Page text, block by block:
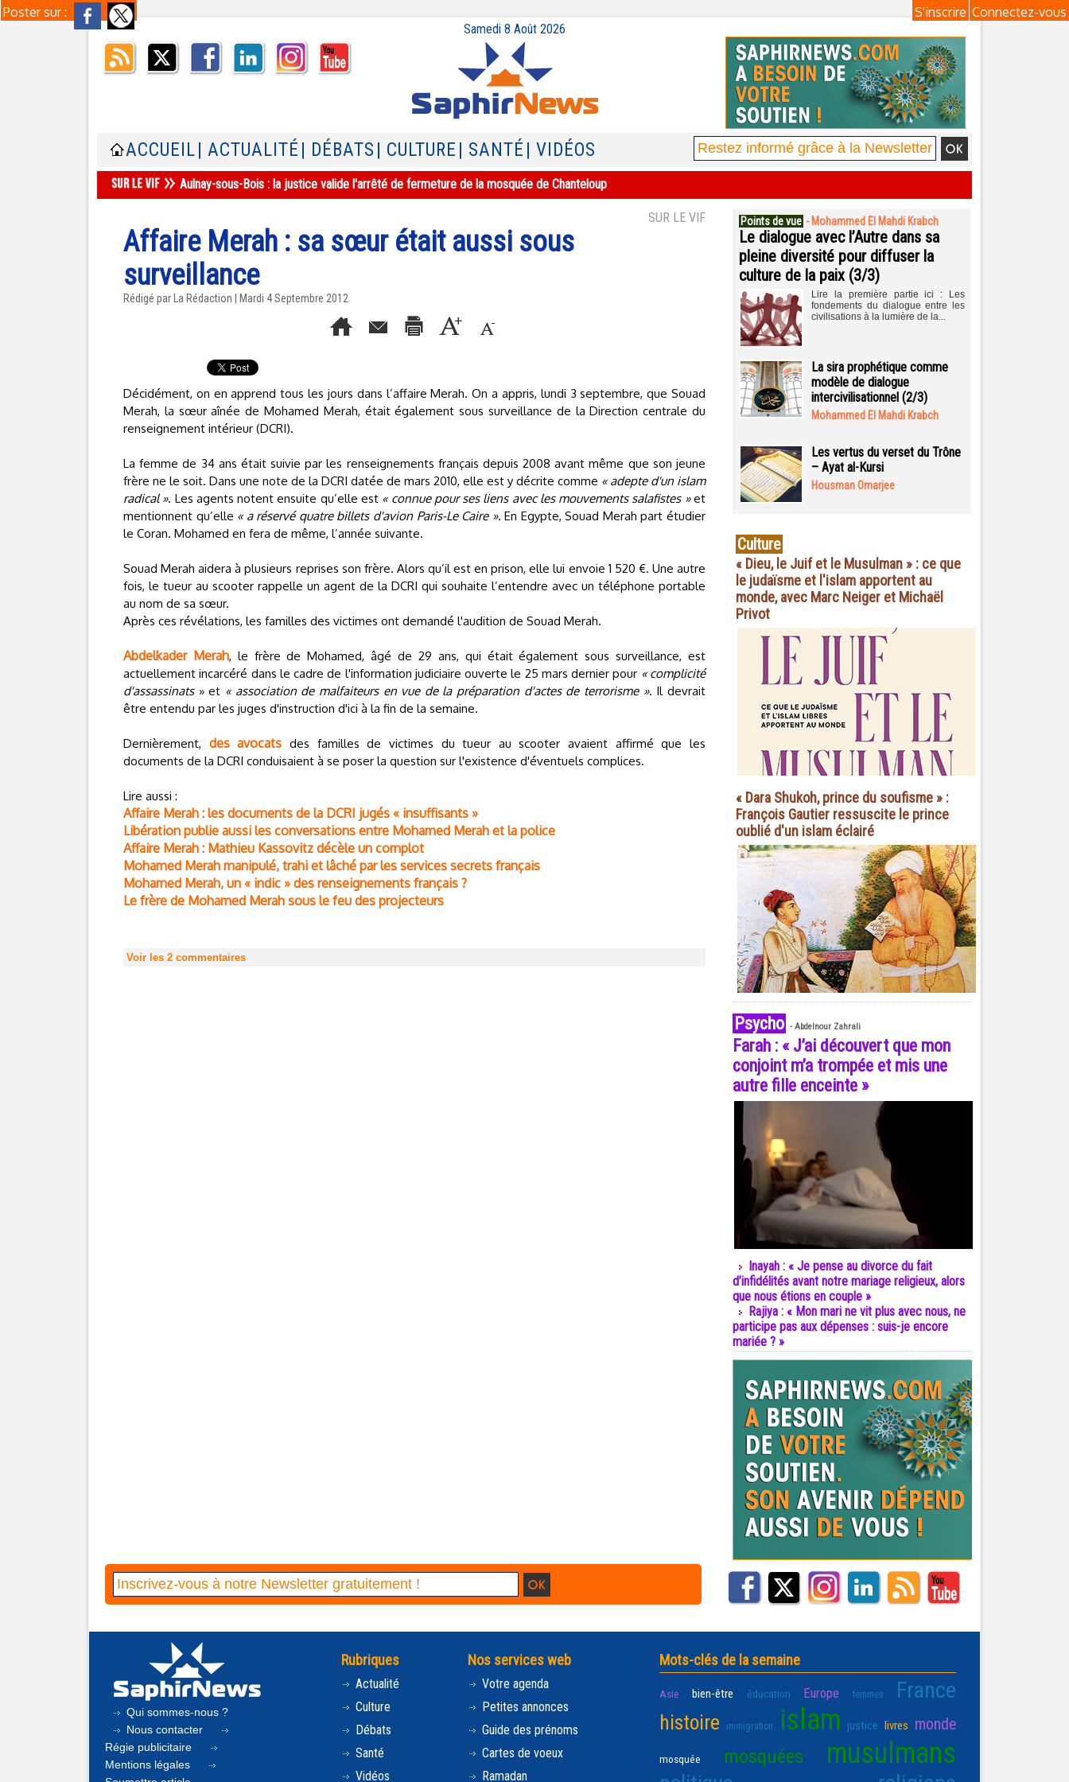
Poster sur : Connectez-vous
S'inscrire
Samedi 8 Août 2026
ACCUEIL | ACTUALITÉ | DÉBATS | CULTURE | SANTÉ | VIDÉOS
Aulnay-sous-Bois : la justice valide l'arrêté de fermeture de la mosquée de Chanteloup
SUR LE VIF
Affaire Merah : sa sœur était aussi sous
surveillance
Rédigé par La Rédaction | Mardi 4 Septembre 2012
Décidément, on en apprend tous les jours dans l’affaire Merah. On a appris, lundi 3 septembre, que Souad
Merah, la sœur aînée de Mohamed Merah, était également sous surveillance de la Direction centrale du
renseignement intérieur (DCRI).
La femme de 34 ans était suivie par les renseignements français depuis 2008 avant même que son jeune
frère ne le soit. Dans une note de la DCRI datée de mars 2010, elle est y décrite comme « adepte d'un islam
radical ». Les agents notent ensuite qu’elle est « connue pour ses liens avec les mouvements salafistes »et
mentionnent qu’elle « a réservé quatre billets d'avion Paris-Le Caire ». En Egypte, Souad Merah part étudier
le Coran. Mohamed en fera de même, l’année suivante.
Souad Merah aidera à plusieurs reprises son frère. Alors qu’il est en prison, elle lui envoie 1 520 €. Une autre
fois, le tueur au scooter rappelle un agent de la DCRI qui souhaite l’entendre avec un téléphone portable
au nom de sa sœur.
Après ces révélations, les familles des victimes ont demandé l'audition de Souad Merah.
Abdelkader Merah, le frère de Mohamed, âgé de 29 ans, qui était également sous surveillance, est
actuellement incarcéré dans le cadre de l'information judiciaire ouverte le 25 mars dernier pour « complicité
d'assassinats » et « association de malfaiteurs en vue de la préparation d'actes de terrorisme ». Il devrait
être entendu par les juges d'instruction d'ici à la fin de la semaine.
Dernièrement, des avocats des familles de victimes du tueur au scooter avaient affirmé que les
documents de la DCRI conduisaient à se poser la question sur l'existence d'éventuels complices.
Lire aussi :
Affaire Merah : les documents de la DCRI jugés « insuffisants »
Libération publie aussi les conversations entre Mohamed Merah et la police
Affaire Merah : Mathieu Kassovitz décèle un complot
Mohamed Merah manipulé, trahi et lâché par les services secrets français
Mohamed Merah, un « indic » des renseignements français ?
Le frère de Mohamed Merah sous le feu des projecteurs
Voir les 2 commentaires
Points de vue - Mohammed El Mahdi Krabch
Le dialogue avec l’Autre dans sa
pleine diversité pour diffuser la
culture de la paix (3/3)
Lire la première partie ici : Les
fondements du dialogue entre les
civilisations à la lumière de la...
La sira prophétique comme
modèle de dialogue
intercivilisationnel (2/3)
Mohammed El Mahdi Krabch
Les vertus du verset du Trône
– Ayat al-Kursi
Housman Omarjee
Culture
« Dieu, le Juif et le Musulman » : ce que
le judaïsme et l'islam apportent au
monde, avec Marc Neiger et Michaël
Privot
« Dara Shukoh, prince du soufisme » :
François Gautier ressuscite le prince
oublié d'un islam éclairé
Psycho - Abdelnour Zahrali
Farah : « J’ai découvert que mon
conjoint m’a trompée et mis une
autre fille enceinte »
Inayah : « Je pense au divorce du fait
d’infidélités avant notre mariage religieux, alors
que nous étions en couple »
Rajiya : « Mon mari ne vit plus avec nous, ne
participe pas aux dépenses : suis-je encore
mariée ? »
Qui sommes-nous ?
Nous contacter
Régie publicitaire
Mentions légales
Rubriques
Actualité
Culture
Débats
Santé
Vidéos
Nos services web
Votre agenda
Petites annonces
Guide des prénoms
Cartes de voeux
Ramadan
Mots-clés de la semaine
Asie bien-être éducation Europe femmes France
histoire immigration islam justice livres monde
mosquée mosquées musulmans